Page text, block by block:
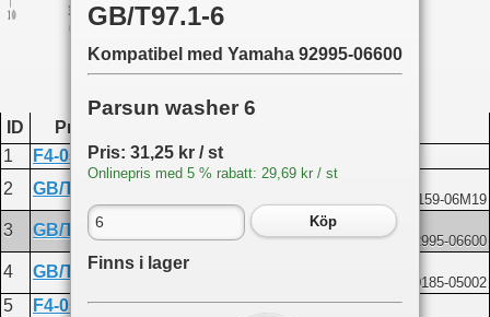
ID Produktkod
1
F4-05000001-A
Bottom cowling
2
GB/T818-M6X14 Screw M6x14
Kompatibel med Yamaha 90159-06M19
3 GB/T97.1-6 Washer 6
Kompatibel med Yamaha 92995-06600
4 GB/T889.1-M5 Lock nut M5
Kompatibel med Yamaha 90185-05002
5 F4-05000016
Grip handle
GB/T97.1-6
Kompatibel med Yamaha 92995-06600
Parsun washer 6
Pris: 31,25 kr / st
Onlinepris med 5 % rabatt: 29,69 kr / st
Köp
Finns i lager